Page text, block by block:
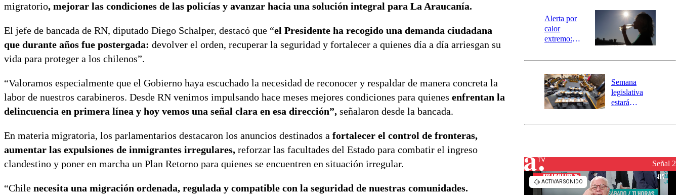
migratorio, mejorar las condiciones de las policías y avanzar hacia una solución integral para La Araucanía.
El jefe de bancada de RN, diputado Diego Schalper, destacó que “el Presidente ha recogido una demanda ciudadana
que durante años fue postergada: devolver el orden, recuperar la seguridad y fortalecer a quienes día a día arriesgan su
vida para proteger a los chilenos”.
“Valoramos especialmente que el Gobierno haya escuchado la necesidad de reconocer y respaldar de manera concreta la
labor de nuestros carabineros. Desde RN venimos impulsando hace meses mejores condiciones para quienes enfrentan la
delincuencia en primera línea y hoy vemos una señal clara en esa dirección”, señalaron desde la bancada.
En materia migratoria, los parlamentarios destacaron los anuncios destinados a fortalecer el control de fronteras,
aumentar las expulsiones de inmigrantes irregulares, reforzar las facultades del Estado para combatir el ingreso
clandestino y poner en marcha un Plan Retorno para quienes se encuentren en situación irregular.
“Chile necesita una migración ordenada, regulada y compatible con la seguridad de nuestras comunidades.
epicentro
Alerta por
calor
extremo:
activa Alerta
Preventiva en
tres comunas
Semana
legislativa
estará
el fin de la
reconstrucciónSeñal 2